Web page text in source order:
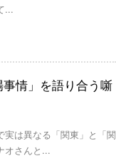
...
情」を語り合う噺
実は異なる「関東」と「関
オさんと...